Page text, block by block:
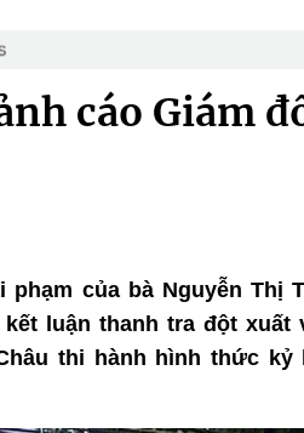
cáo Giám
phạm của bà Nguyễn Thị
luận thanh tra đột
thi hành hình thức